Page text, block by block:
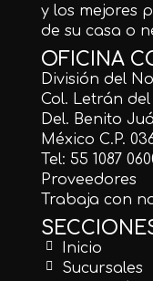
y los mejores
de su casa o
OFICINA
División del
Col. Letrán del
Del. Benito
México C.P.
Tel: 55 1087
Proveedores
Trabaja con
Inicio
Sucursales